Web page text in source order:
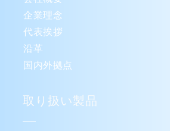
企業理念
代表挨拶
沿革
国内外拠点
取り扱い製品